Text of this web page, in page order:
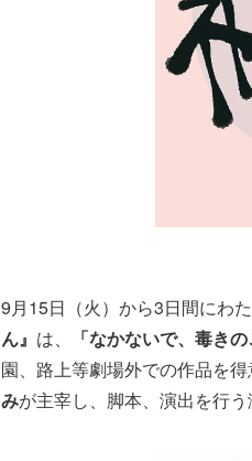
9月15日（火）から3日間にわ
ん』 は、 「なかないで、毒きの
園、路上等劇場外での作品を
みが主宰し、脚本、演出を行